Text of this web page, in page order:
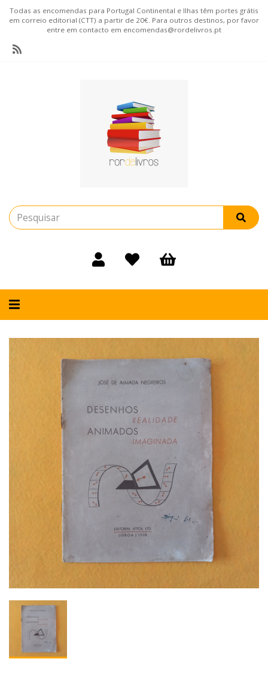
Todas as encomendas para Portugal Continental e Ilhas têm portes grátis
em correio editorial (CTT) a partir de 20€. Para outros destinos, por favor
entre em contacto em encomendas@rordelivros.pt
Alternar